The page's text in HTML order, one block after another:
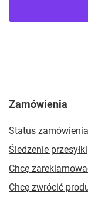
Zamówienia
Status zamówienia
Śledzenie przesyłki
Chcę
Chcę zwrócić